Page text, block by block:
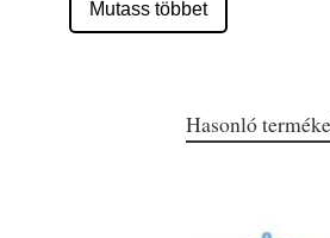
Mutass többet
Hasonló